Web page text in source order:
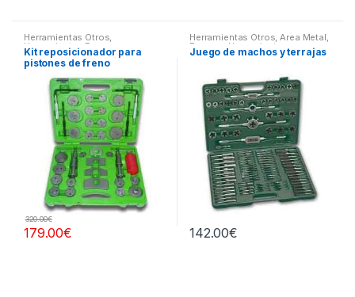
Herramientas Otros,
Herramientas Frenos y
Refrigeración
Kit reposicionador para
pistones de freno
179.00€
320.00€
Herramientas Otros,Area Metal,
Roscas, Herramientas ,
Maletines Herramientas,
Juego de machos y terrajas
142.00€